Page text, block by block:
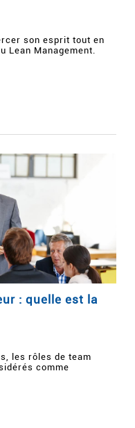
son esprit tout en
Lean Management.
: quelle est la
les rôles de team
comme